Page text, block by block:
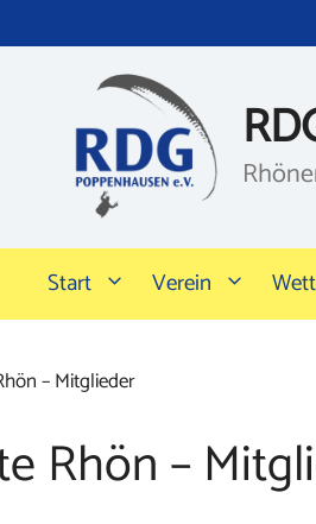
Start Verein
– Mitglieder
Rhön –